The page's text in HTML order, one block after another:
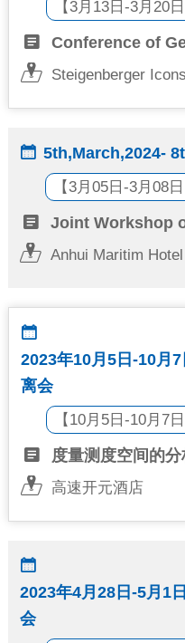

 Steigenberger Icons
 5th,March,2024-

 Anhui Maritim Hotel

2023年10月5日-10月
离会
 度量测度空间的
 高速开元酒店

2023年4月28日-5月1
会